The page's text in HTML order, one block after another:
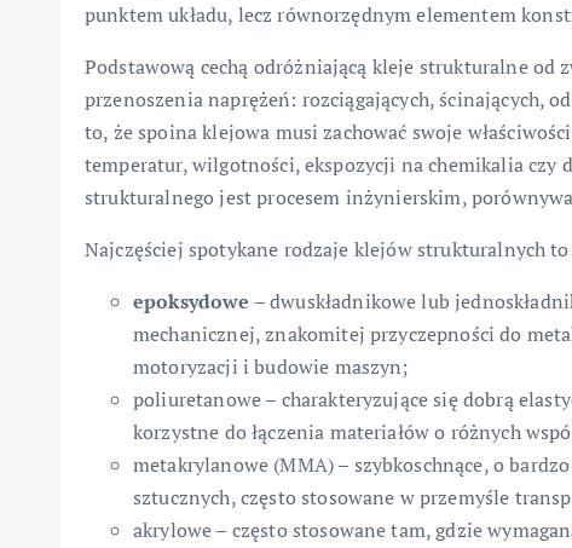
punktem układu, lecz równorzędnym elementem
Podstawową cechą odróżniającą kleje strukturalne od
przenoszenia naprężeń: rozciągających, ścinających,
to, że spoina klejowa musi zachować swoje
temperatur, wilgotności, ekspozycji na chemikalia czy
strukturalnego jest procesem inżynierskim,
Najczęściej spotykane rodzaje klejów strukturalnych
epoksydowe – dwuskładnikowe lub
mechanicznej, znakomitej przyczepności do
motoryzacji i budowie maszyn;
poliuretanowe – charakteryzujące się dobrą
korzystne do łączenia materiałów o różnych
metakrylanowe (MMA) – szybkoschnące, o
sztucznych, często stosowane w przemyśle
akrylowe – często stosowane tam, gdzie